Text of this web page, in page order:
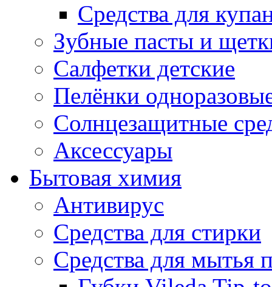
Средства для
Зубные пасты и
Салфетки детские
Пелёнки
Солнцезащитные
Аксессуары
Бытовая химия
Антивирус
Средства для стирки
Средства для мытья